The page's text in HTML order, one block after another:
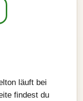
läuft bei
findest du